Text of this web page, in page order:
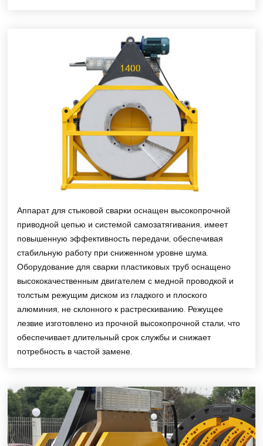
Аппарат для стыковой сварки оснащен высокопрочной
приводной цепью и системой самозатягивания, имеет
повышенную эффективность передачи, обеспечивая
стабильную работу при сниженном уровне шума.
Оборудование для сварки пластиковых труб оснащено
высококачественным двигателем с медной проводкой и
толстым режущим диском из гладкого и плоского
алюминия, не склонного к растрескиванию. Режущее
лезвие изготовлено из прочной высокопрочной стали, что
обеспечивает длительный срок службы и снижает
потребность в частой замене.